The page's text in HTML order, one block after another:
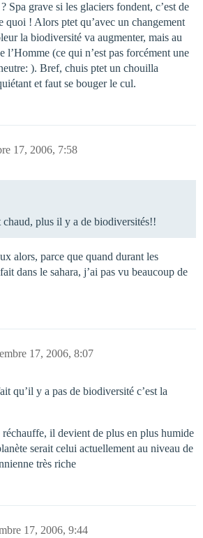
Spa grave si les glaciers fondent, c’est de
quoi ! Alors ptet qu’avec un changement
la biodiversité va augmenter, mais au
l’Homme (ce qui n’est pas forcément une
). Bref, chuis ptet un chouilla
et faut se bouger le cul.
17, 2006, 7:58
plus il y a de biodiversités!!
alors, parce que quand durant les
dans le sahara, j’ai pas vu beaucoup de
17, 2006, 8:07
qu’il y a pas de biodiversité c’est la
il devient de plus en plus humide
serait celui actuellement au niveau de
très riche
17, 2006, 9:44